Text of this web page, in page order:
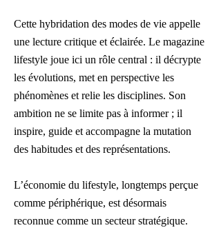
Cette hybridation des modes de vie appelle
une lecture critique et éclairée. Le magazine
lifestyle joue ici un rôle central : il décrypte
les évolutions, met en perspective les
phénomènes et relie les disciplines. Son
ambition ne se limite pas à informer ; il
inspire, guide et accompagne la mutation
des habitudes et des représentations.
L’économie du lifestyle, longtemps perçue
comme périphérique, est désormais
reconnue comme un secteur stratégique.